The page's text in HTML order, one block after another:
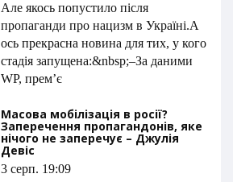
Але якось попустило після
пропаганди про нацизм в Україні.А
ось прекрасна новина для тих, у кого
стадія запущена:&nbsp;–За даними
WP, прем’є
Масова мобілізація в росії?
Заперечення пропагандонів, яке
нічого не заперечує – Джулія
Девіс
3 серп. 19:09